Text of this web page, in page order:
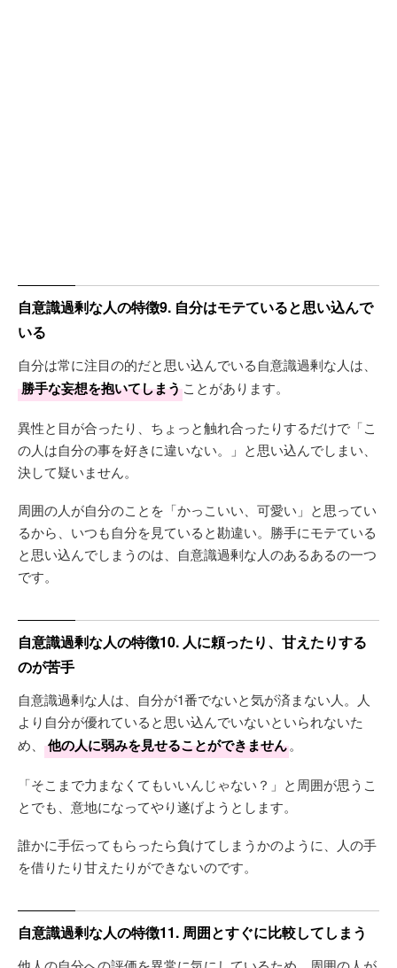
自意識過剰な人の特徴9. 自分はモテていると思い込んで
いる
自分は常に注目の的だと思い込んでいる自意識過剰な人は、
勝手な妄想を抱いてしまうことがあります。
異性と目が合ったり、ちょっと触れ合ったりするだけで「こ
の人は自分の事を好きに違いない。」と思い込んでしまい、
決して疑いません。
周囲の人が自分のことを「かっこいい、可愛い」と思ってい
るから、いつも自分を見ていると勘違い。勝手にモテている
と思い込んでしまうのは、自意識過剰な人のあるあるの一つ
です。
自意識過剰な人の特徴10. 人に頼ったり、甘えたりする
のが苦手
自意識過剰な人は、自分が1番でないと気が済まない人。人
より自分が優れていると思い込んでいないといられないた
め、
他の人に弱みを見せることができません。
「そこまで力まなくてもいいんじゃない？」と周囲が思うこ
とでも、意地になってやり遂げようとします。
誰かに手伝ってもらったら負けてしまうかのように、人の手
を借りたり甘えたりができないのです。
自意識過剰な人の特徴11. 周囲とすぐに比較してしまう